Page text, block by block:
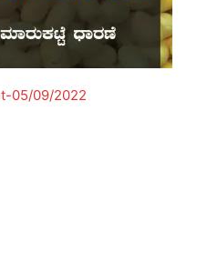
05/09/2022